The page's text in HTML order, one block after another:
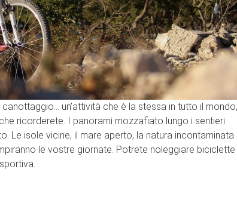
un’attività che è la stessa in tutto il mondo,
ricorderete. I panorami mozzafiato lungo i sentieri
Le isole vicine, il mare aperto, la natura incontaminata
le vostre giornate. Potrete noleggiare biciclette